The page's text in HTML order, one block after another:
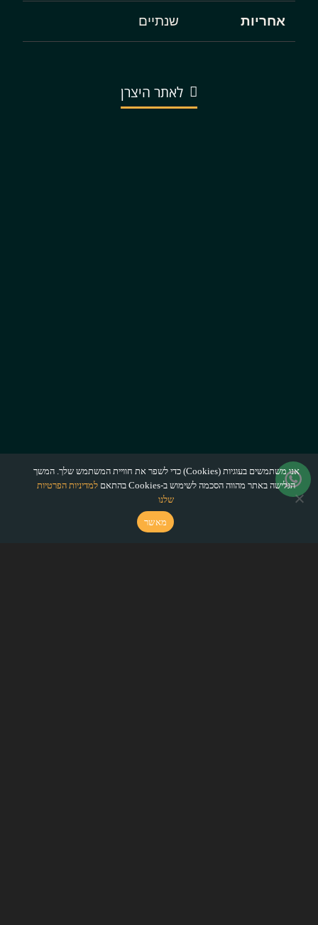
אחריות שנתיים
לאתר היצרן
אנו משתמשים בעוגיות (Cookies) כדי לשפר את חוויית המשתמש שלך. המשך
הגלישה באתר מהווה הסכמה לשימוש ב-Cookies בהתאם
למדיניות הפרטיות
שלנו
מאשר